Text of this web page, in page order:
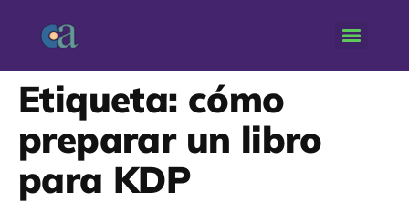
Etiqueta: cómo
preparar un libro
para KDP